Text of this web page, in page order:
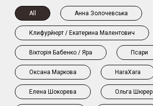
All Анна Золочевська
Клифурйюрт / Екатерина Малентович
Вікторія Бабенко / Яра Псари
Оксана Маркова HaraXara
Елена Шокорева Ольга Шюрер